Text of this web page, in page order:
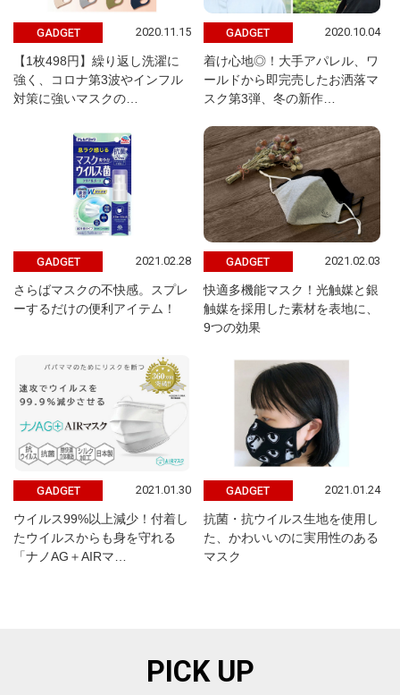
GADGET 2020.11.15
【1枚498円】繰り返し洗濯に
強く、コロナ第3波やインフル
対策に強いマスクの…
GADGET 2020.10.04
着け心地◎！大手アパレル、ワ
ールドから即完売したお洒落マ
スク第3弾、冬の新作…
GADGET 2021.02.28
さらばマスクの不快感。スプレ
ーするだけの便利アイテム！
GADGET 2021.02.03
快適多機能マスク！光触媒と銀
触媒を採用した素材を表地に、
9つの効果
GADGET 2021.01.30
ウイルス99%以上減少！付着し
たウイルスからも身を守れる
「ナノAG＋AIRマ…
GADGET 2021.01.24
抗菌・抗ウイルス生地を使用し
た、かわいいのに実用性のある
マスク
PICK UP